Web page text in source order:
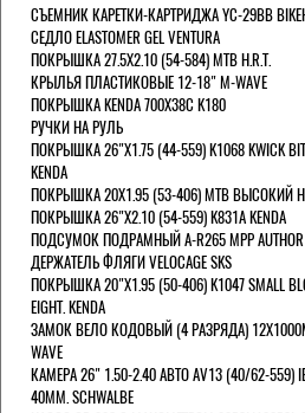
СЪЕМНИК КАРЕТКИ-КАРТРИДЖА YC-29BB
СЕДЛО ELASTOMER GEL VENTURA
ПОКРЫШКА 27.5X2.10 (54-584) MTB H.R.T.
КРЫЛЬЯ ПЛАСТИКОВЫЕ 12-18" M-WAVE
ПОКРЫШКА KENDA 700Х38С K180
РУЧКИ НА РУЛЬ
ПОКРЫШКА 26"Х1.75 (44-559) K1068 KWICK
KENDA
ПОКРЫШКА 20X1.95 (53-406) MTB ВЫСОКИЙ
ПОКРЫШКА 26"Х2.10 (54-559) K831A KENDA
ПОДСУМОК ПОДРАМНЫЙ A-R265 MPP AUTHOR
ДЕРЖАТЕЛЬ ФЛЯГИ VELOCAGE SKS
ПОКРЫШКА 20"Х1.95 (50-406) K1047 SMALL
EIGHT. KENDA
ЗАМОК ВЕЛО КОДОВЫЙ (4 РАЗРЯДА)
WAVE
КАМЕРА 26" 1.50-2.40 АВТО AV13 (40/62-559)
40MM. SCHWALBE